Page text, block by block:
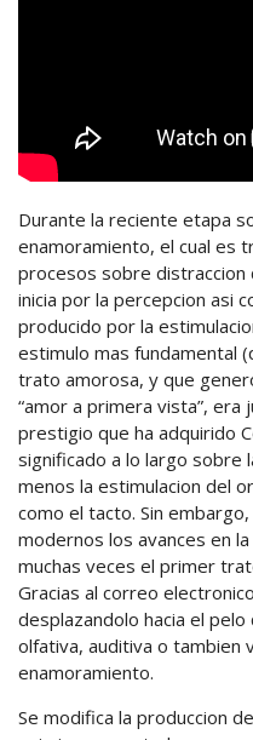
Durante la reciente etapa
enamoramiento, el cual es
procesos sobre distraccion
inicia por la percepcion asi
producido por la
estimulo mas fundamental
trato amorosa, y que
“amor a primera vista”, era
prestigio que ha adquirido
significado a lo largo sobre
menos la estimulacion del
como el tacto. Sin
modernos los avances en
muchas veces el primer
Gracias al correo
desplazandolo hacia el
olfativa, auditiva o tambien
enamoramiento.
Se modifica la produccion